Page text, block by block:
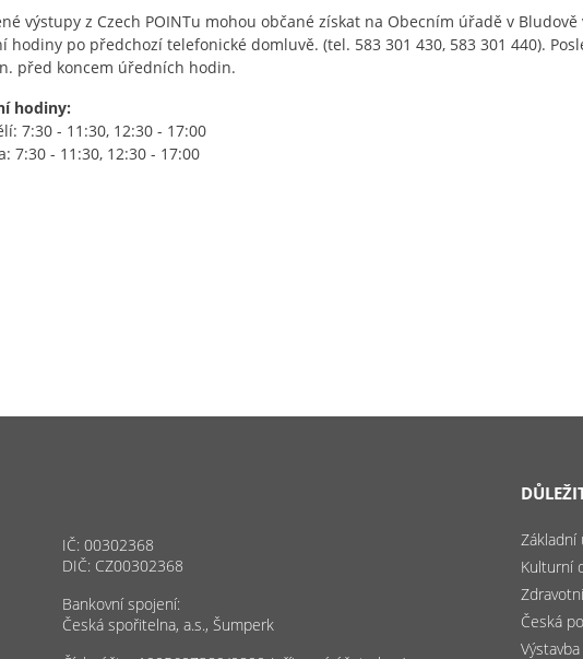
výstupy z Czech POINTu mohou občané získat na Obecním úřadě v
hodiny po předchozí telefonické domluvě. (tel. 583 301 430, 583 301 440).
před koncem úředních hodin.
hodiny:
7:30 - 11:30, 12:30 - 17:00
7:30 - 11:30, 12:30 - 17:00
IČ: 00302368
DIČ: CZ00302368
Bankovní spojení:
Česká spořitelna, a.s., Šumperk
Základní
Kulturní
Česká